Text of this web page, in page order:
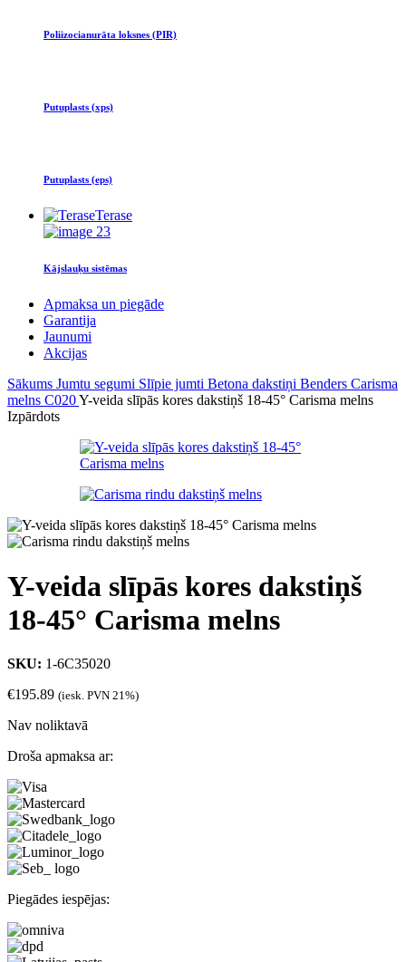
Poliizocianurāta loksnes (PIR)
Putuplasts (xps)
Putuplasts (eps)
Terase
Kājslauķu sistēmas
Apmaksa un piegāde
Garantija
Jaunumi
Akcijas
Sākums Jumtu segumi Slīpie jumti Betona dakstiņi Benders Carisma
melns C020Y-veida slīpās kores dakstiņš 18-45° Carisma melns
Izpārdots
Y-veida slīpās kores dakstiņš
18-45° Carisma melns
SKU: 1-6C35020
€195.89 (iesk. PVN 21%)
Nav noliktavā
Droša apmaksa ar:
Piegādes iespējas: